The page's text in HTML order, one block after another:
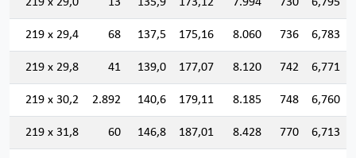
219 x 29,4 68 137,5 175,16 8.060 736 6,783
219 x 29,8 41 139,0 177,07 8.120 742 6,771
219 x 30,2 2.892 140,6 179,11 8.185 748 6,760
219 x 31,8 60 146,8 187,01 8.428 770 6,713